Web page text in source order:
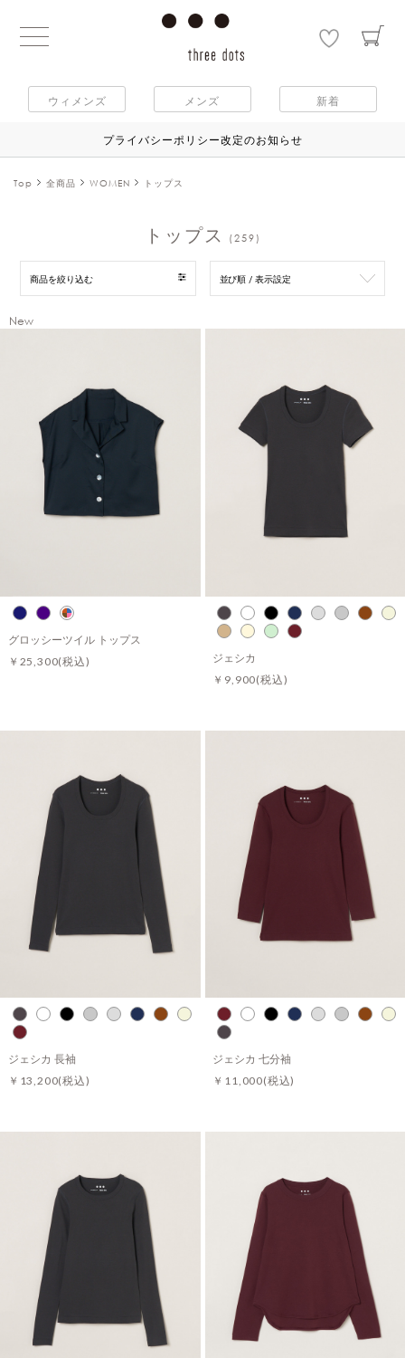
ウィメンズ メンズ 新着
プライバシーポリシー改定のお知らせ
Top 全商品 WOMEN トップス
トップス (259)
商品を絞り込む 並び順 / 表示設定
New
グロッシーツイル トップス
￥25,300(税込) ジェシカ
￥9,900(税込)
ジェシカ 長袖
￥13,200(税込)
ジェシカ 七分袖
￥11,000(税込)